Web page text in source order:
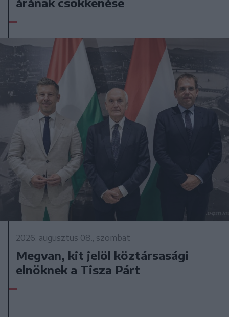
2026. augusztus 08., szombat
Megvan, kit jelöl köztársasági
elnöknek a Tisza Párt